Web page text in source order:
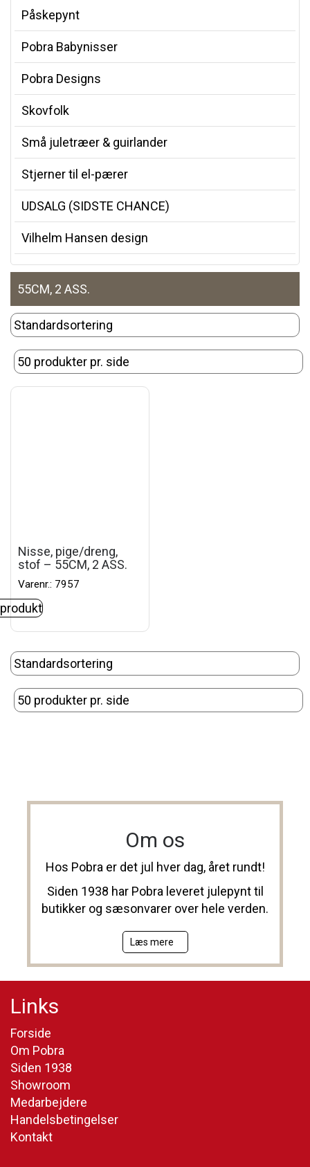
Påskepynt
Pobra Babynisser
Pobra Designs
Skovfolk
Små juletræer & guirlander
Stjerner til el-pærer
UDSALG (SIDSTE CHANCE)
Vilhelm Hansen design
55CM, 2 ASS.
Nisse, pige/dreng,
stof – 55CM, 2 ASS.
Varenr.: 7957
Om os
Hos Pobra er det jul hver dag, året rundt!
Siden 1938 har Pobra leveret julepynt til
butikker og sæsonvarer over hele verden.
Læs mere
Links
Forside
Om Pobra
Siden 1938
Showroom
Medarbejdere
Handelsbetingelser
Kontakt